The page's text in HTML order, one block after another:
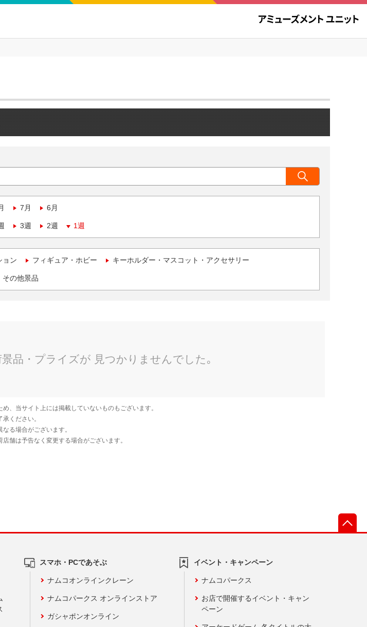
7月 6月
3週 2週 1週
ョン フィギュア・ホビー キーホルダー・マスコット・アクセサリー
その他景品
スマホ・PCであそぶ
ナムコオンラインクレーン
ナムコパークス オンラインストア
ガシャポンオンライン
イベント・キャンペーン
ナムコパークス
お店で開催するイベント・キャン
ペーン